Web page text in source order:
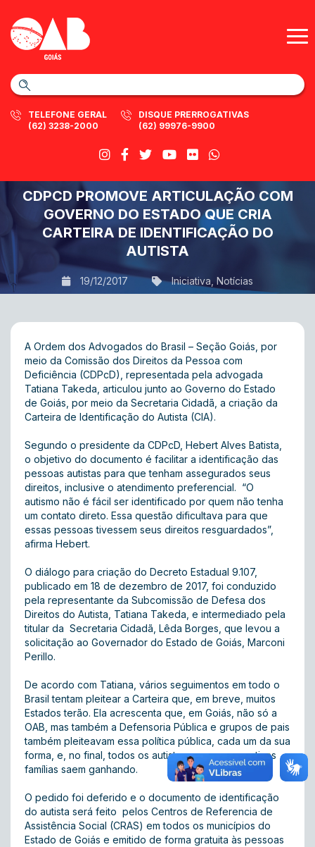
TELEFONE GERAL
(62) 3238-2000
DISQUE PRERROGATIVAS
(62) 99976-9900
CDPCD PROMOVE ARTICULAÇÃO COM
GOVERNO DO ESTADO QUE CRIA
CARTEIRA DE IDENTIFICAÇÃO DO
AUTISTA
19/12/2017 Iniciativa Notícias
A Ordem dos Advogados do Brasil – Seção Goiás, por
meio da Comissão dos Direitos da Pessoa com
Deficiência (CDPcD), representada pela advogada
Tatiana Takeda, articulou junto ao Governo do Estado
de Goiás, por meio da Secretaria Cidadã, a criação da
Carteira de Identificação do Autista (CIA).
Segundo o presidente da CDPcD, Hebert Alves Batista,
o objetivo do documento é facilitar a identificação das
pessoas autistas para que tenham assegurados seus
direitos, inclusive o atendimento preferencial. “O
autismo não é fácil ser identificado por quem não tenha
um contato direto. Essa questão dificultava para que
essas pessoas tivessem seus direitos resguardados”,
afirma Hebert.
O diálogo para criação do Decreto Estadual 9.107,
publicado em 18 de dezembro de 2017, foi conduzido
pela representante da Subcomissão de Defesa dos
Direitos do Autista, Tatiana Takeda, e intermediado pela
titular da Secretaria Cidadã, Lêda Borges, que levou a
solicitação ao Governador do Estado de Goiás, Marconi
Perillo.
De acordo com Tatiana, vários seguimentos em todo o
Brasil tentam pleitear a Carteira que, em breve, muitos
Estados terão. Ela acrescenta que, em Goiás, não só a
OAB, mas também a Defensoria Pública e grupos de pais
também pleiteavam essa política pública, cada um da sua
forma, e, no final, todos os autistas e suas respectivas
famílias saem ganhando.
O pedido foi deferido e o documento de identificação
do autista será feito pelos Centros de Referencia de
Assistência Social (CRAS) em todos os municípios do
Estado de Goiás e emitido de forma gratuita às pessoas